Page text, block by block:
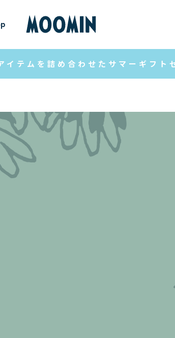
イテムを詰め合わせたサマーギフト